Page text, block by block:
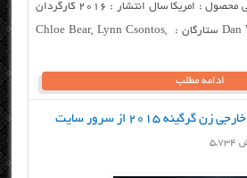
و ۲۶ دقیقه زبان : انگلیسی محصول : امریکا سال انتشار : ۲۰۱۶ کارگردان
: Dan Walton, Dan Zachary ستارگان : Chloe Bear, Lynn Csontos,
ادامه مطلب
۲۰۱۵ از سرور سایت